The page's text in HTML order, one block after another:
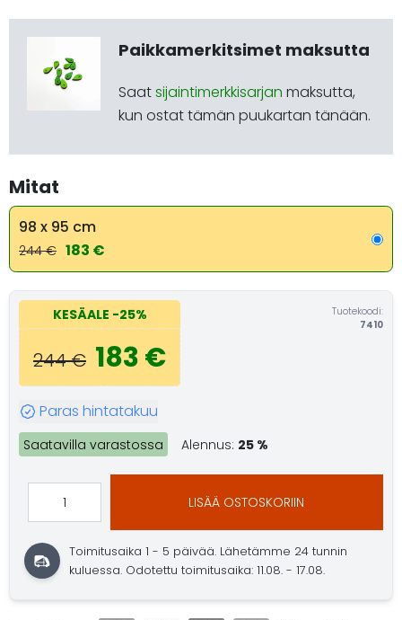
Paikkamerkitsimet maksutta
Saatsijaintimerkkisarjan maksutta,
kun ostat tämän puukartan tänään.
Mitat
98 x 95 cm
244 € 183 €
KESÄALE -25%
244 € 183 €
Tuotekoodi:
7410
Paras hintatakuu
Saatavilla varastossa Alennus: 25 %
LISÄÄ OSTOSKORIIN
Toimitusaika 1 - 5 päivää. Lähetämme 24 tunnin
kuluessa. Odotettu toimitusaika: 11.08. - 17.08.